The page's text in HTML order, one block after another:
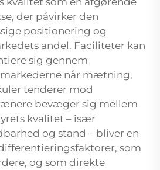
der påvirker den
positionering og
andel. Faciliteter kan
sig gennem
når mætning,
tenderer mod
bevæger sig mellem
kvalitet – især
og stand – bliver en
som
og som direkte